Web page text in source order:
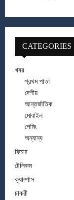
CATEGORIES
খবর
প্রথম পাতা
দেশীয়
আন্তর্জাতিক
মোবাইল
গেমিং
অন্যান্য
ফিচার
টেলিকম
ক্যাম্পাস
চাকরী